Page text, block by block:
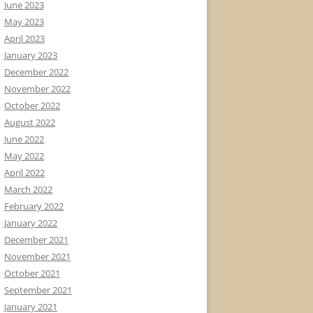
June 2023
May 2023
April 2023
January 2023
December 2022
November 2022
October 2022
August 2022
June 2022
May 2022
April 2022
March 2022
February 2022
January 2022
December 2021
November 2021
October 2021
September 2021
January 2021